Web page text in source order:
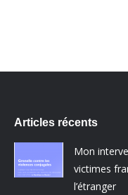
Articles récents
Mon
victimes
l’étranger